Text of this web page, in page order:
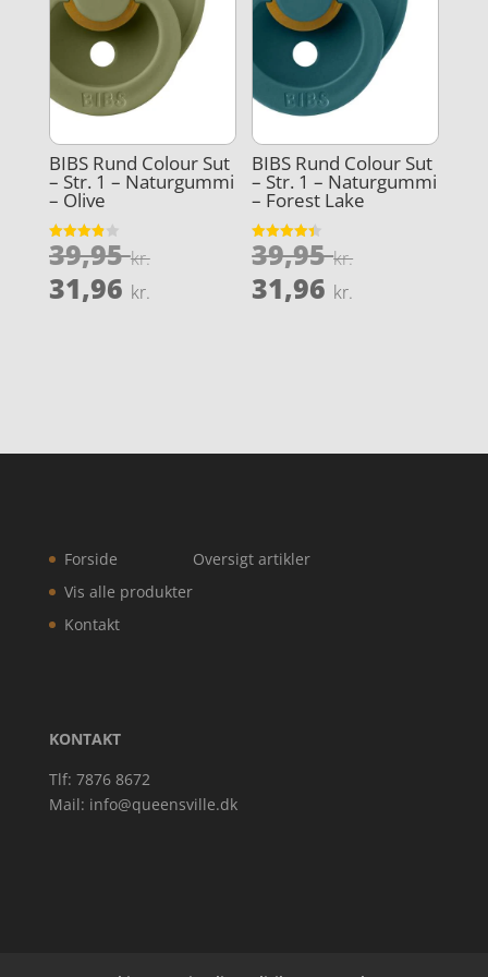
BIBS Rund Colour Sut
– Str. 1 – Naturgummi
– Olive
Vurderet
3.9
39,95kr.Den
oprindelige
pris
31,96 kr.
BIBS Rund Colour Sut
– Str. 1 – Naturgummi
– Forest Lake
Vurderet
4.4
39,95kr.Den
31,96 kr.
Forside
Vis alle produkter
Kontakt
Oversigt artikler
KONTAKT
Tlf: 7876 8672
Mail: info@queensville.dk